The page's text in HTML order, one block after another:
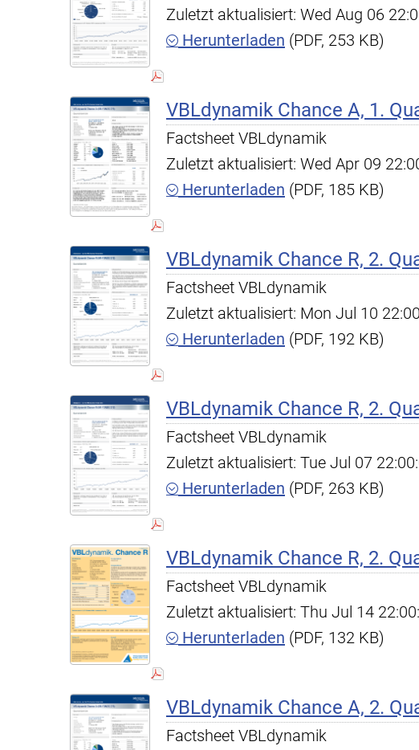
Zuletzt aktualisiert: Wed Aug 06
Herunterladen (PDF, 253 KB)
VBLdynamik Chance A, 1.
Factsheet VBLdynamik
Zuletzt aktualisiert: Wed Apr 09
Herunterladen (PDF, 185 KB)
VBLdynamik Chance R, 2.
Factsheet VBLdynamik
Zuletzt aktualisiert: Mon Jul 10
Herunterladen (PDF, 192 KB)
VBLdynamik Chance R, 2.
Factsheet VBLdynamik
Zuletzt aktualisiert: Tue Jul 07
Herunterladen (PDF, 263 KB)
VBLdynamik Chance R, 2.
Factsheet VBLdynamik
Zuletzt aktualisiert: Thu Jul 14
Herunterladen (PDF, 132 KB)
VBLdynamik Chance A, 2.
Factsheet VBLdynamik